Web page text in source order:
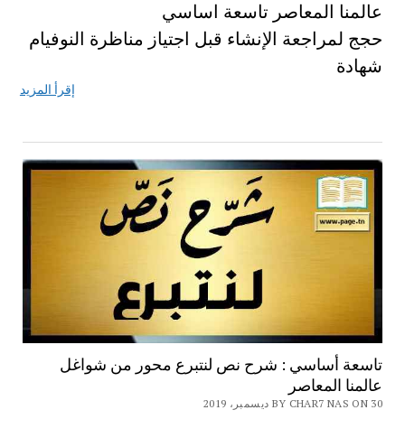
عالمنا المعاصر تاسعة اساسي
حجج لمراجعة الإنشاء قبل اجتياز مناظرة النوفيام
شهادة
إقرأ المزيد
تاسعة أساسي : شرح نص لنتبرع محور من شواغل
عالمنا المعاصر
BY CHAR7 NAS ON 30 ديسمبر، 2019